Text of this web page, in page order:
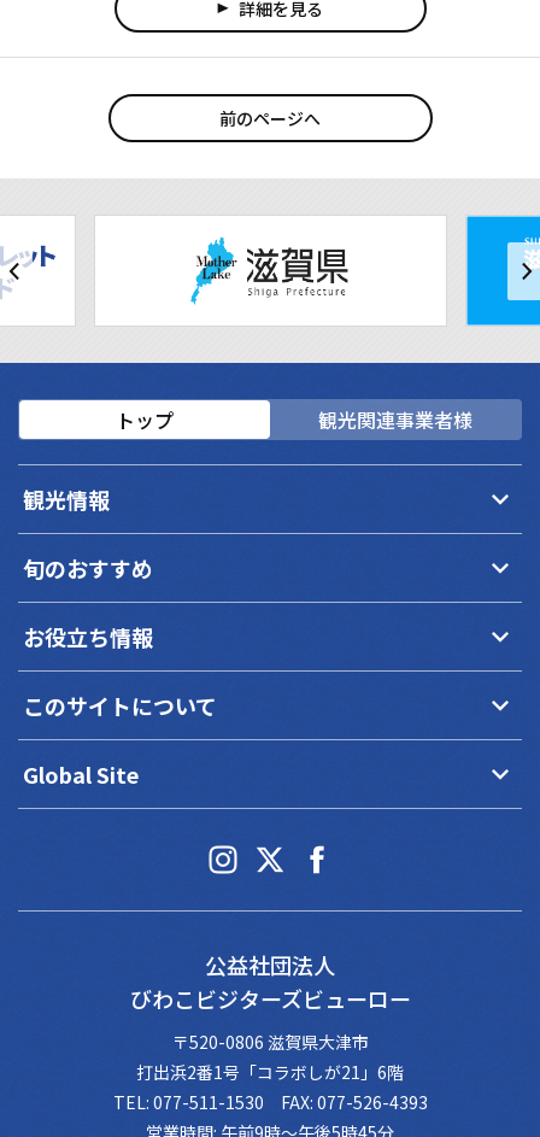
play_arrow 詳細を見る
前のページへ
トップ 観光関連事業者様
観光情報 keyboard_arrow_down
旬のおすすめ keyboard_arrow_down
お役立ち情報 keyboard_arrow_down
このサイトについて keyboard_arrow_down
Global Site keyboard_arrow_down
公益社団法人
びわこビジターズビューロー
〒520-0806 滋賀県大津市
打出浜2番1号「コラボしが21」6階
TEL: 077-511-1530 FAX: 077-526-4393